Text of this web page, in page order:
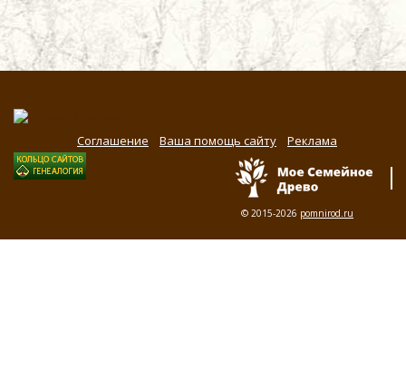
Соглашение Ваша помощь сайту Реклама
© 2015-2026 pomnirod.ru